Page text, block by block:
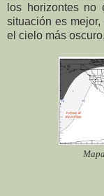
los horizontes
situación es
el cielo más